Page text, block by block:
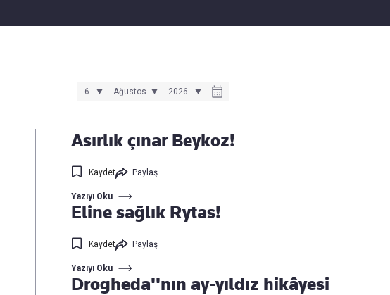
göndermek için
Asırlık çınar Beykoz!
Kaydet Paylaş
Yazıyı Oku
Eline sağlık Rytas!
Kaydet Paylaş
Yazıyı Oku
Drogheda''nın ay-yıldız hikâyesi